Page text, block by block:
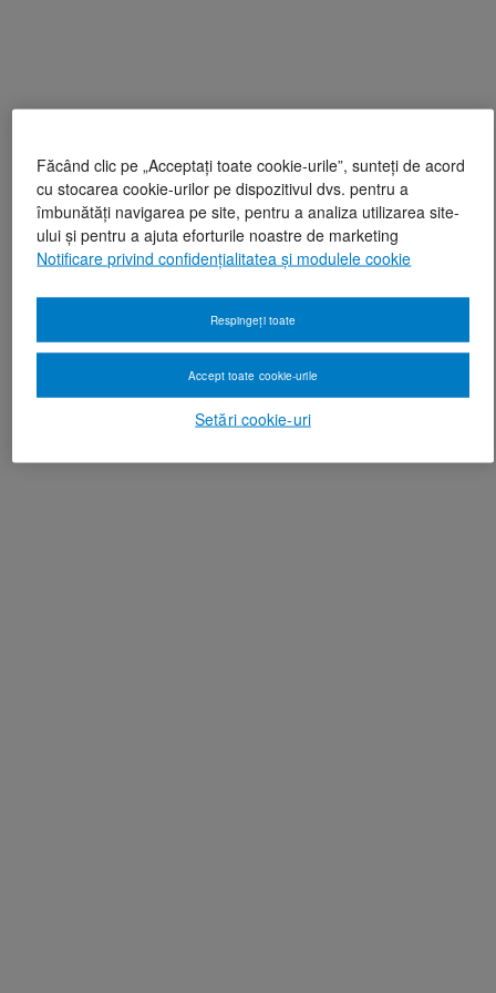
Făcând clic pe „Acceptați toate cookie-urile”, sunteți de acord
cu stocarea cookie-urilor pe dispozitivul dvs. pentru a
îmbunătăți navigarea pe site, pentru a analiza utilizarea site-
ului și pentru a ajuta eforturile noastre de marketing
Notificare privind confidențialitatea și modulele cookie
Setări cookie-uri
Respingeți toate
Accept toate cookie-urile